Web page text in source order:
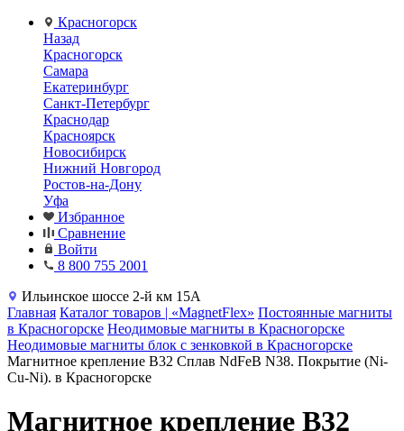
Красногорск
Назад
Красногорск
Самара
Екатеринбург
Санкт-Петербург
Краснодар
Красноярск
Новосибирск
Нижний Новгород
Ростов-на-Дону
Уфа
Избранное
Сравнение
Войти
8 800 755 2001
Ильинское шоссе 2-й км 15А
Главная Каталог товаров | «MagnetFlex» Постоянные магниты
в Красногорске Неодимовые магниты в Красногорске
Неодимовые магниты блок с зенковкой в Красногорске
Магнитное крепление B32 Сплав NdFeB N38. Покрытие (Ni-
Cu-Ni). в Красногорске
Магнитное крепление B32